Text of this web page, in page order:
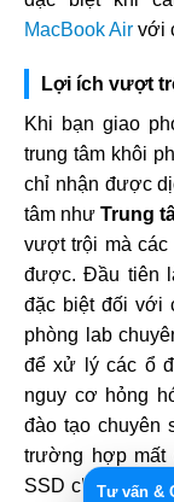
MacBook Air với
Lợi ích vượt
Khi bạn giao
trung tâm khôi
chỉ nhận được
tâm nhưTrung
vượt trội mà
được. Đầu tiên
đặc biệt đối với
phòng lab
để xử lý các ổ
nguy cơ hỏng
đào tạo chuyên
trường hợp mất
SSD cho đến
Tư vấn &